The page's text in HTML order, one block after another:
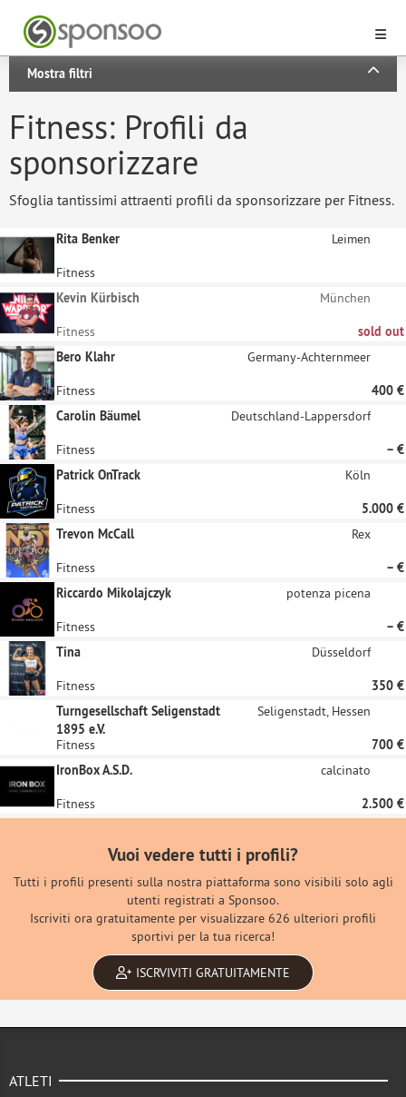
Mostra filtri
Fitness: Profili da
sponsorizzare
Sfoglia tantissimi attraenti profili da sponsorizzare per Fitness.
Rita Benker Leimen
Fitness
Kevin Kürbisch
München
Fitness
sold out
Bero Klahr
Germany-Achternmeer
Fitness
400 €
Carolin Bäumel
Deutschland-Lappersdorf
Fitness
– €
Patrick OnTrack
Köln
Fitness
5.000 €
Trevon McCall
Rex
Fitness
– €
Riccardo Mikolajczyk
potenza picena
Fitness
– €
Tina
Düsseldorf
Fitness
350 €
Turngesellschaft Seligenstadt
1895 e.V.
Seligenstadt, Hessen
Fitness
700 €
IronBox A.S.D.
calcinato
Fitness 2.500 €
Vuoi vedere tutti i profili?
Tutti i profili presenti sulla nostra piattaforma sono visibili solo agli
utenti registrati a Sponsoo.
Iscriviti ora gratuitamente per visualizzare 626 ulteriori profili
sportivi per la tua ricerca!
ISCRVIVITI GRATUITAMENTE
ATLETI